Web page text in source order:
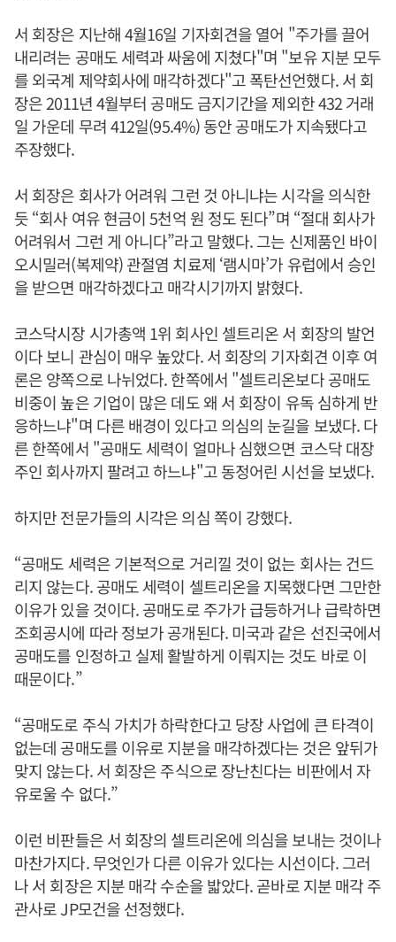
서 회장은 지난해 4월16일 기자회견을 열어 "주가를 끌어
내리려는 공매도 세력과 싸움에 지쳤다"며 "보유 지분 모두
를 외국계 제약회사에 매각하겠다"고 폭탄선언했다. 서 회
장은 2011년 4월부터 공매도 금지기간을 제외한 432 거래
일 가운데 무려 412일(95.4%) 동안 공매도가 지속됐다고
주장했다.
서 회장은 회사가 어려워 그런 것 아니냐는 시각을 의식한
듯 “회사 여유 현금이 5천억 원 정도 된다”며 “절대 회사가
어려워서 그런 게 아니다”라고 말했다. 그는 신제품인 바이
오시밀러(복제약) 관절염 치료제 ‘램시마’가 유럽에서 승인
을 받으면 매각하겠다고 매각시기까지 밝혔다.
코스닥시장 시가총액 1위 회사인 셀트리온 서 회장의 발언
이다 보니 관심이 매우 높았다. 서 회장의 기자회견 이후 여
론은 양쪽으로 나뉘었다. 한쪽에서 "셀트리온보다 공매도
비중이 높은 기업이 많은 데도 왜 서 회장이 유독 심하게 반
응하느냐"며 다른 배경이 있다고 의심의 눈길을 보냈다. 다
른 한쪽에서 "공매도 세력이 얼마나 심했으면 코스닥 대장
주인 회사까지 팔려고 하느냐"고 동정어린 시선을 보냈다.
하지만 전문가들의 시각은 의심 쪽이 강했다.
“공매도 세력은 기본적으로 거리낄 것이 없는 회사는 건드
리지 않는다. 공매도 세력이 셀트리온을 지목했다면 그만한
이유가 있을 것이다. 공매도로 주가가 급등하거나 급락하면
조회공시에 따라 정보가 공개된다. 미국과 같은 선진국에서
공매도를 인정하고 실제 활발하게 이뤄지는 것도 바로 이
때문이다.”
“공매도로 주식 가치가 하락한다고 당장 사업에 큰 타격이
없는데 공매도를 이유로 지분을 매각하겠다는 것은 앞뒤가
맞지 않는다. 서 회장은 주식으로 장난친다는 비판에서 자
유로울 수 없다.”
이런 비판들은 서 회장의 셀트리온에 의심을 보내는 것이나
마찬가지다. 무엇인가 다른 이유가 있다는 시선이다. 그러
나 서 회장은 지분 매각 수순을 밟았다. 곧바로 지분 매각 주
관사로 JP모건을 선정했다.